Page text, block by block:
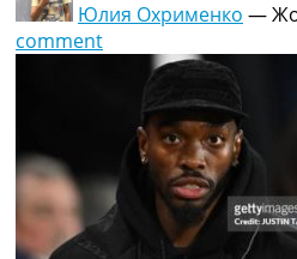
Юлия Охрименко —
comment